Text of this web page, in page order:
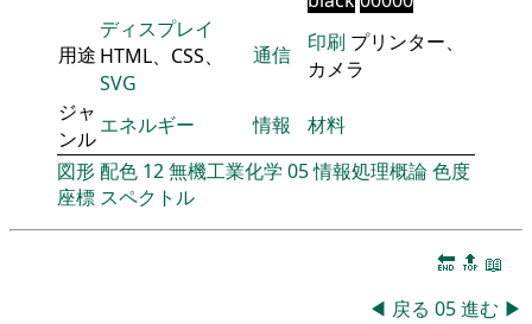
用途
ディスプレイ
HTML、CSS、
SVG
通信 印刷 プリンター、
カメラ
ジャ
ンル
エネルギー 情報
材料
図形配色 12無機工業化学 05情報処理概論色度
座標 スペクトル
🔚 🔝 📖
◀ 戻る 05進む ▶